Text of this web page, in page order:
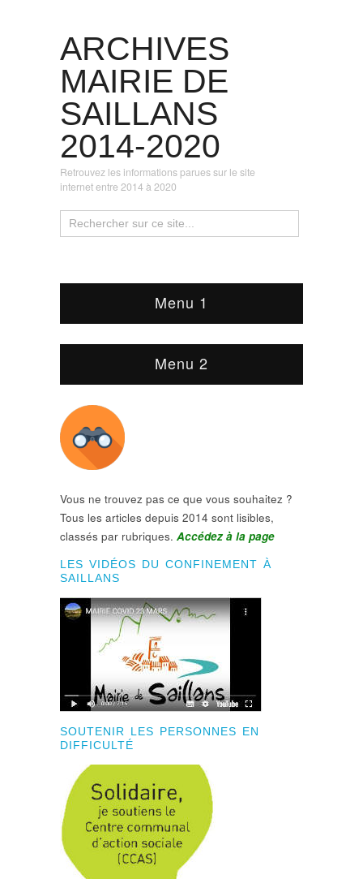
ARCHIVES
MAIRIE DE
SAILLANS
2014-2020
Retrouvez les informations parues sur le site
internet entre 2014 à 2020
Menu 1
Menu 2
Vous ne trouvez pas ce que vous souhaitez ?
Tous les articles depuis 2014 sont lisibles,
classés par rubriques. Accédez à la page
LES VIDÉOS DU CONFINEMENT À
SAILLANS
SOUTENIR LES PERSONNES EN
DIFFICULTÉ